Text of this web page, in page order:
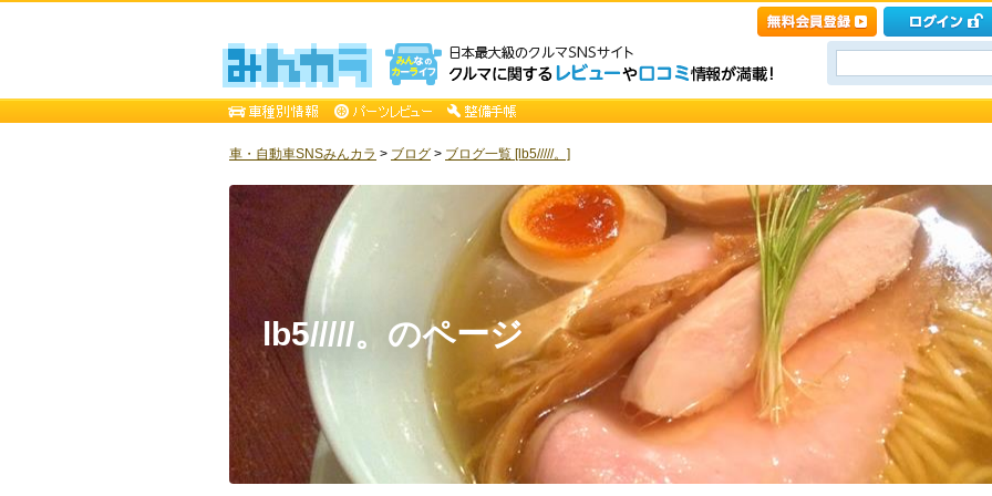
車・自動車SNSみんカラ > ブログ > ブログ一覧 [lb5/////。]
lb5/////。のページ